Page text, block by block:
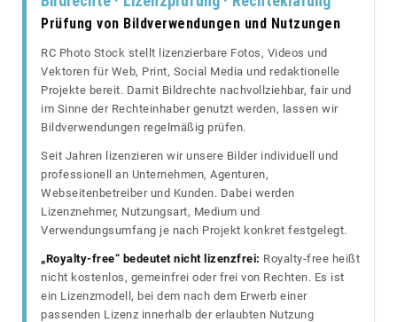
Prüfung von Bildverwendungen und Nutzungen
RC Photo Stock stellt lizenzierbare Fotos, Videos und
Vektoren für Web, Print, Social Media und redaktionelle
Projekte bereit. Damit Bildrechte nachvollziehbar, fair und
im Sinne der Rechteinhaber genutzt werden, lassen wir
Bildverwendungen regelmäßig prüfen.
Seit Jahren lizenzieren wir unsere Bilder individuell und
professionell an Unternehmen, Agenturen,
Webseitenbetreiber und Kunden. Dabei werden
Lizenznehmer, Nutzungsart, Medium und
Verwendungsumfang je nach Projekt konkret festgelegt.
„Royalty-free“ bedeutet nicht lizenzfrei: Royalty-free heißt
nicht kostenlos, gemeinfrei oder frei von Rechten. Es ist
ein Lizenzmodell, bei dem nach dem Erwerb einer
passenden Lizenz innerhalb der erlaubten Nutzung